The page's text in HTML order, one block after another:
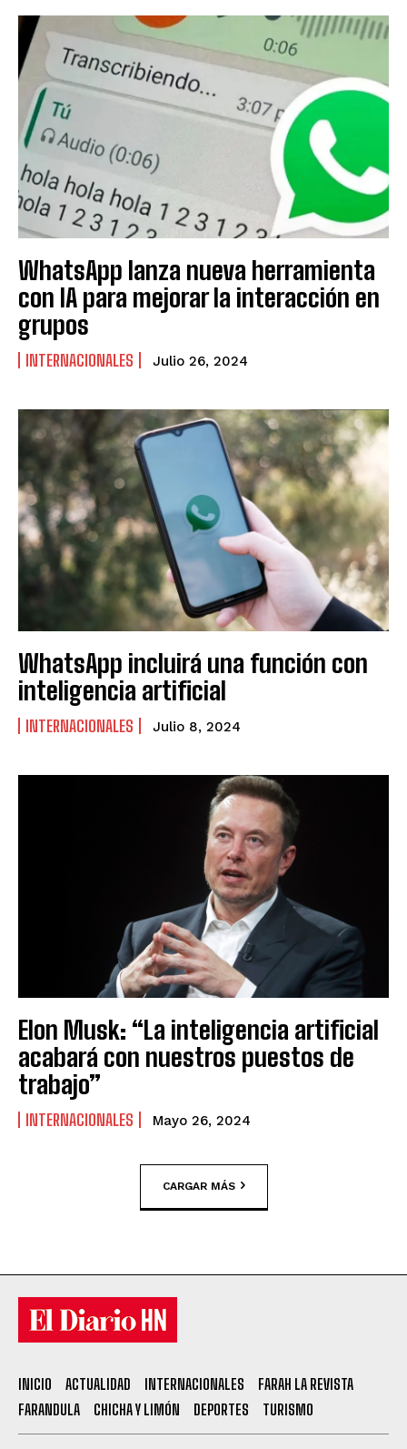
WhatsApp lanza nueva herramienta
con IA para mejorar la interacción en
grupos
INTERNACIONALES Julio 26, 2024
WhatsApp incluirá una función con
inteligencia artificial
INTERNACIONALES Julio 8, 2024
Elon Musk: “La inteligencia artificial
acabará con nuestros puestos de
trabajo”
INTERNACIONALES Mayo 26, 2024
CARGAR MÁS
INICIO ACTUALIDAD INTERNACIONALES
FARAH LA REVISTA
FARANDULA
CHICHA Y LIMÓN DEPORTES TURISMO